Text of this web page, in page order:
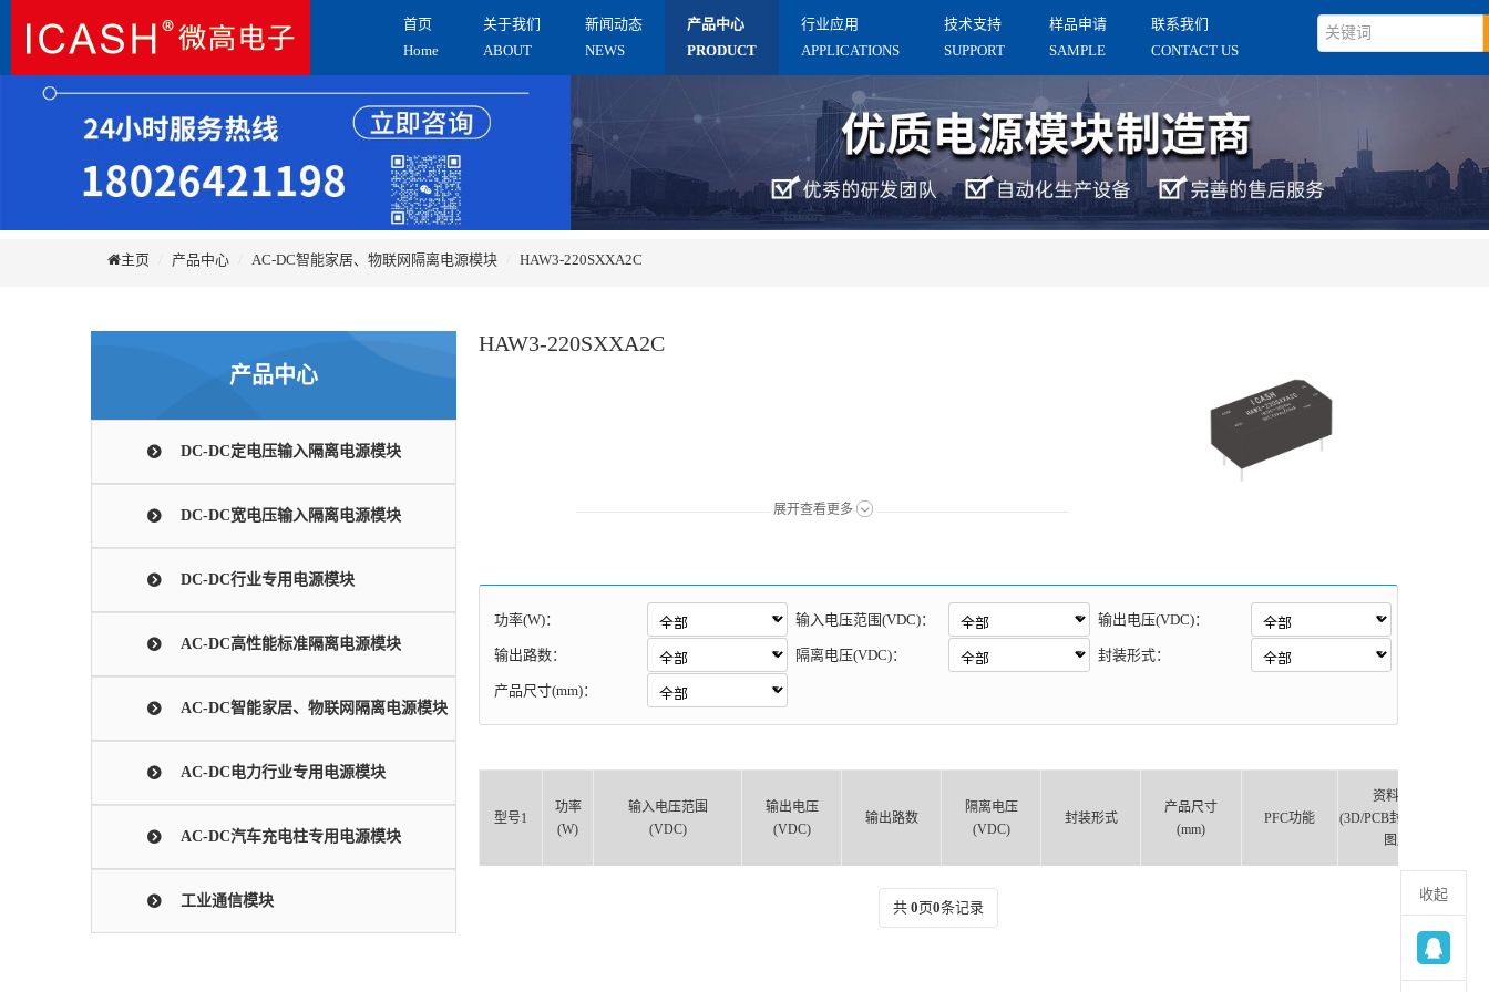
首页
Home
关于我们
ABOUT
新闻动态
NEWS
产品中心
PRODUCT
⾏业应⽤
APPLICATIONS
技术支持
SUPPORT
样品申请
SAMPLE
联系我们
CONTACT US
主页 产品中心 AC-DC智能家居、物联网隔离电源模块 HAW3-220SXXA2C
产品中心
DC-DC定电压输入隔离电源模块
DC-DC宽电压输入隔离电源模块
DC-DC行业专用电源模块
AC-DC高性能标准隔离电源模块
AC-DC智能家居、物联网隔离电源模块
AC-DC电力行业专用电源模块
AC-DC汽车充电柱专用电源模块
工业通信模块
HAW3-220SXXA2C
展开查看更多
功率(W)： 输入电压范围(VDC)： 输出电压(VDC)：
输出路数： 隔离电压(VDC)： 封装形式：
产品尺寸(mm)：
型号1
功率
(W)
输入电压范围
(VDC)
输出电压
(VDC)
输出路数
隔离电压
(VDC)
封装形式
产品尺寸
(mm)
PFC功能
资料下载
(3D/PCB封装库/原理
图库)
共0页0条记录
收起